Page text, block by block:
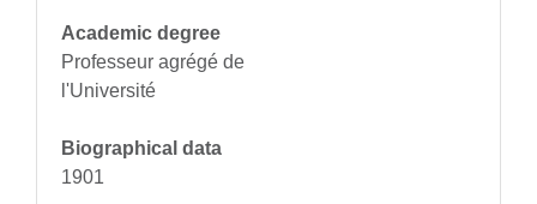
Academic degree
Professeur agrégé de
l'Université
Biographical data
1901